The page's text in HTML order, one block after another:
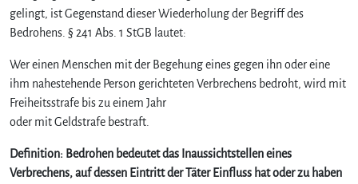
g
r
f
f
d
e
D
r
gelingt, ist Gegenstand dieser Wiederholung der Begriff des
Bedrohens. § 241 Abs. 1 StGB lautet:
Wer einen Menschen mit der Begehung eines gegen ihn oder eine
ihm nahestehende Person gerichteten Verbrechens bedroht, wird mit
Freiheitsstrafe bis zu einem Jahr
oder mit Geldstrafe bestraft.
Definition: Bedrohen bedeutet das Inaussichtstellen eines
Verbrechens, auf dessen Eintritt der Täter Einfluss hat oder zu haben